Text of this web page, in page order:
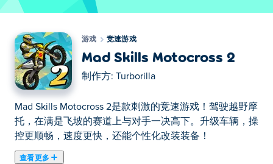
游戏 竞速游戏
Mad Skills Motocross 2
制作方: Turborilla
Mad Skills Motocross 2是款刺激的竞速游戏！驾驶越野摩
托，在满是飞坡的赛道上与对手一决高下。升级车辆，操
控更顺畅，速度更快，还能个性化改装装备！
查看更多